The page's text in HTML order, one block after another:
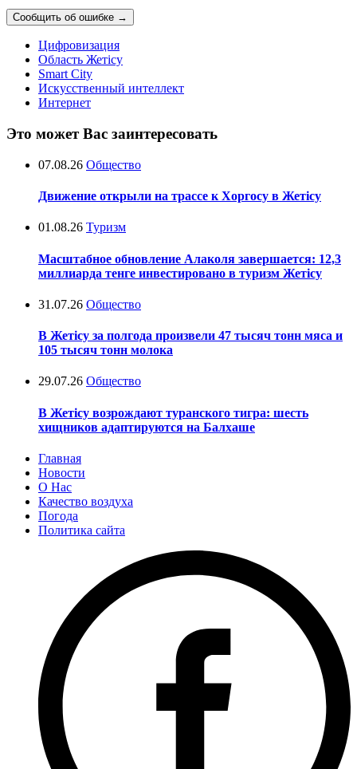
Сообщить об ошибке →
Цифровизация
Область Жетісу
Smart City
Искусственный интеллект
Интернет
Это может Вас заинтересовать
07.08.26 Общество
Движение открыли на трассе к Хоргосу в Жетісу
01.08.26 Туризм
Масштабное обновление Алаколя завершается: 12,3
миллиарда тенге инвестировано в туризм Жетісу
31.07.26 Общество
В Жетісу за полгода произвели 47 тысяч тонн мяса и
105 тысяч тонн молока
29.07.26 Общество
В Жетісу возрождают туранского тигра: шесть
хищников адаптируются на Балхаше
Главная
Новости
О Нас
Качество воздуха
Погода
Политика сайта